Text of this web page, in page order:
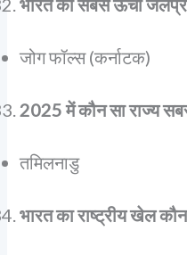
भारत का सबसे ऊँचा
जोग फॉल्स (कर्नाटक)
2025 में कौन सा राज्य
तमिलनाडु
भारत का राष्ट्रीय खेल